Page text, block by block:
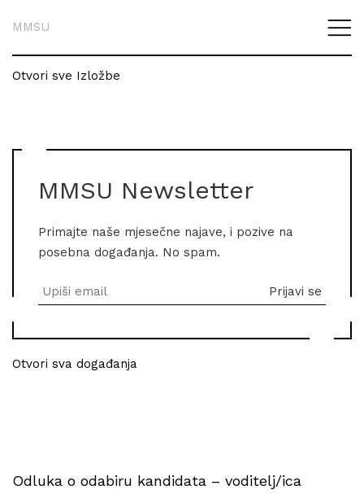
MMSU
Otvori sve Izložbe
MMSU Newsletter
Primajte naše mjesečne najave, i pozive na
posebna događanja. No spam.
Otvori sva događanja
Odluka o odabiru kandidata – voditelj/ica